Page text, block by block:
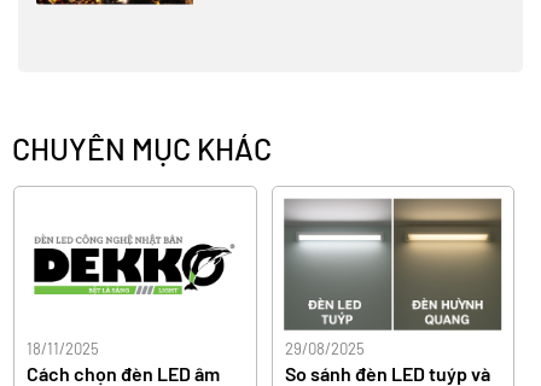
CHUYÊN MỤC KHÁC
18/11/2025
Cách chọn đèn LED âm
29/08/2025
So sánh đèn LED tuýp và